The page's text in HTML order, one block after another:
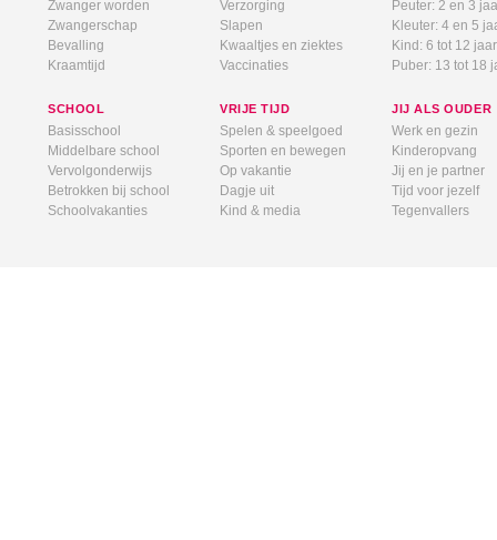
Zwanger worden
Zwangerschap
Bevalling
Kraamtijd
Verzorging
Slapen
Kwaaltjes en ziektes
Vaccinaties
Peuter: 2 en 3
Kleuter: 4 en 5
Kind: 6 tot 12 jaar
Puber: 13 tot 18
SCHOOL
Basisschool
Middelbare school
Vervolgonderwijs
Betrokken bij school
Schoolvakanties
VRIJE TIJD
Spelen & speelgoed
Sporten en bewegen
Op vakantie
Dagje uit
Kind & media
JIJ ALS OUDER
Werk en gezin
Kinderopvang
Jij en je partner
Tijd voor jezelf
Tegenvallers